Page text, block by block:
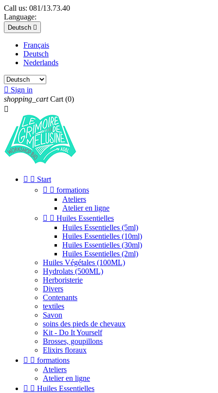
Call us: 081/13.73.40
Language:
Deutsch 
Français
Deutsch
Nederlands
 Sign in
shopping_cart Cart (0)

  Start
  formations
Ateliers
Atelier en ligne
  Huiles Essentielles
Huiles Essentielles (5ml)
Huiles Essentielles (10ml)
Huiles Essentielles (30ml)
Huiles Essentielles (2ml)
Huiles Végétales (100ML)
Hydrolats (500ML)
Herboristerie
Divers
Contenants
textiles
Savon
soins des pieds de chevaux
Kit - Do It Yourself
Brosses, goupillons
Elixirs floraux
  formations
Ateliers
Atelier en ligne
  Huiles Essentielles